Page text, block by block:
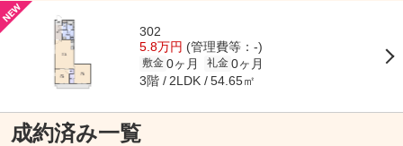
302
5.8万円 (管理費等：-)
敷金 0ヶ月 礼金 0ヶ月
3階 2LDK 54.65㎡
成約済み一覧